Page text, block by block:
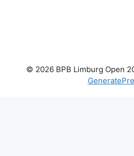
© 2026 BPB Limburg Open